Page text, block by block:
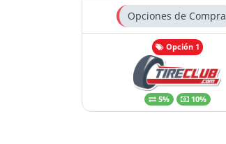
Opciones de Compra
Opción 1
5% 10%